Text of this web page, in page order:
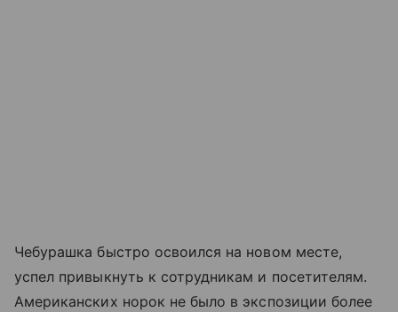
Чебурашка быстро освоился на новом месте,
успел привыкнуть к сотрудникам и посетителям.
Американских норок не было в экспозиции более